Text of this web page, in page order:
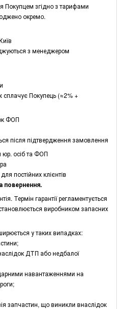
Покупцем згідно з тарифами
окремо.
з менеджером
сплачує Покупець (≈2% +
ФОП
після підтвердження замовлення
юр. осіб та ФОП
постійних клієнтів
повернення.
Термін гарантії регламентується
виробником запасних
у таких випадках:
ДТП або недбалої
навантаженнями на
запчастин, що виникли внаслідок